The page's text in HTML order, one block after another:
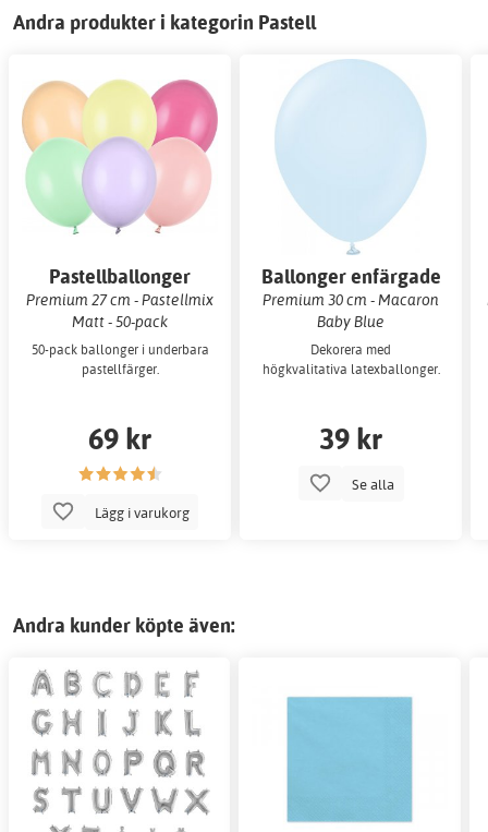
Andra produkter i kategorin Pastell
Pastellballonger
Premium 27 cm - Pastellmix
Matt - 50-pack
50-pack ballonger i underbara
pastellfärger.
69 kr
Lägg i varukorg
Ballonger enfärgade
Premium 30 cm - Macaron
Baby Blue
Dekorera med
högkvalitativa latexballonger.
39 kr
Se alla
Andra kunder köpte även: